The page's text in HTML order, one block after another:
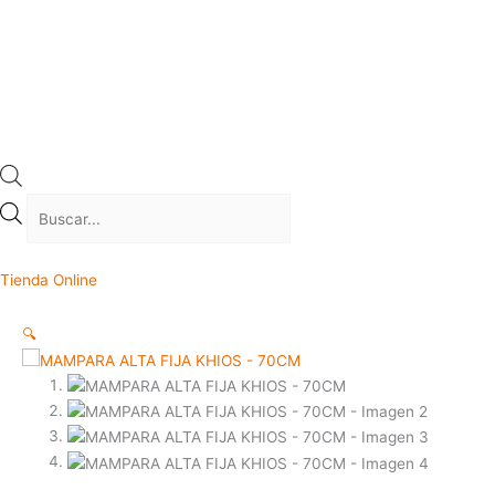
Tienda Online
🔍